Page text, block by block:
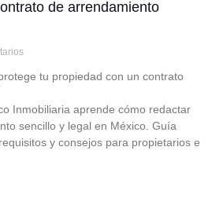
de arrendamiento
tu propiedad con un contrato
Inmobiliaria aprende cómo redactar
sencillo y legal en México. Guía
y consejos para propietarios e